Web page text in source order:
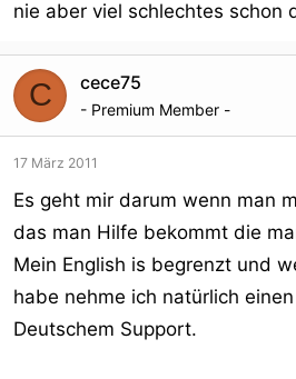
nie aber viel schlechtes schon
C cece75
- Premium Member -
17 März 2011
Es geht mir darum wenn man
das man Hilfe bekommt die
Mein English is begrenzt und
habe nehme ich natürlich
Deutschem Support.